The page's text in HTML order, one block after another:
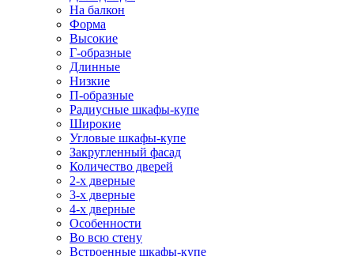
На балкон
Форма
Высокие
Г-образные
Длинные
Низкие
П-образные
Радиусные шкафы-купе
Широкие
Угловые шкафы-купе
Закругленный фасад
Количество дверей
2-х дверные
3-х дверные
4-х дверные
Особенности
Во всю стену
Встроенные шкафы-купе